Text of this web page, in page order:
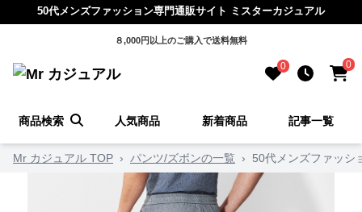
50代メンズファッション専門通販サイト ミスターカジュアル
８,000円以上のご購入で送料無料
0 0
商品検索 人気商品 新着商品 記事一覧
Mr カジュアル TOP › パンツ/ズボンの一覧 › 50代メンズファッシ